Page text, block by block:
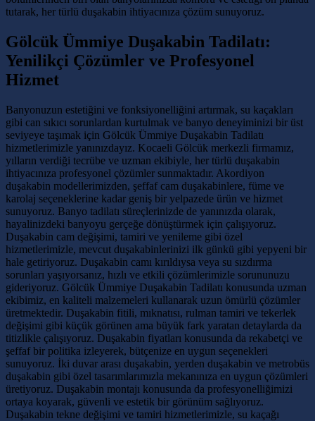
tutarak, her türlü duşakabin ihtiyacınıza çözüm sunuyoruz.
Gölcük Ümmiye Duşakabin Tadilatı:
Yenilikçi Çözümler ve Profesyonel
Hizmet
Banyonuzun estetiğini ve fonksiyonelliğini artırmak, su kaçakları
gibi can sıkıcı sorunlardan kurtulmak ve banyo deneyiminizi bir üst
seviyeye taşımak için Gölcük Ümmiye Duşakabin Tadilatı
hizmetlerimizle yanınızdayız. Kocaeli Gölcük merkezli firmamız,
yılların verdiği tecrübe ve uzman ekibiyle, her türlü duşakabin
ihtiyacınıza profesyonel çözümler sunmaktadır. Akordiyon
duşakabin modellerimizden, şeffaf cam duşakabinlere, füme ve
karolaj seçeneklerine kadar geniş bir yelpazede ürün ve hizmet
sunuyoruz. Banyo tadilatı süreçlerinizde de yanınızda olarak,
hayalinizdeki banyoyu gerçeğe dönüştürmek için çalışıyoruz.
Duşakabin cam değişimi, tamiri ve yenileme gibi özel
hizmetlerimizle, mevcut duşakabinlerinizi ilk günkü gibi yepyeni bir
hale getiriyoruz. Duşakabin camı kırıldıysa veya su sızdırma
sorunları yaşıyorsanız, hızlı ve etkili çözümlerimizle sorununuzu
gideriyoruz. Gölcük Ümmiye Duşakabin Tadilatı konusunda uzman
ekibimiz, en kaliteli malzemeleri kullanarak uzun ömürlü çözümler
üretmektedir. Duşakabin fitili, mıknatısı, rulman tamiri ve tekerlek
değişimi gibi küçük görünen ama büyük fark yaratan detaylarda da
titizlikle çalışıyoruz. Duşakabin fiyatları konusunda da rekabetçi ve
şeffaf bir politika izleyerek, bütçenize en uygun seçenekleri
sunuyoruz. İki duvar arası duşakabin, yerden duşakabin ve metrobüs
duşakabin gibi özel tasarımlarımızla mekanınıza en uygun çözümleri
üretiyoruz. Duşakabin montajı konusunda da profesyonelliğimizi
ortaya koyarak, güvenli ve estetik bir görünüm sağlıyoruz.
Duşakabin tekne değişimi ve tamiri hizmetlerimizle, su kaçağı